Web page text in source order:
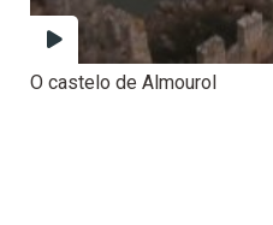
O castelo de Almourol